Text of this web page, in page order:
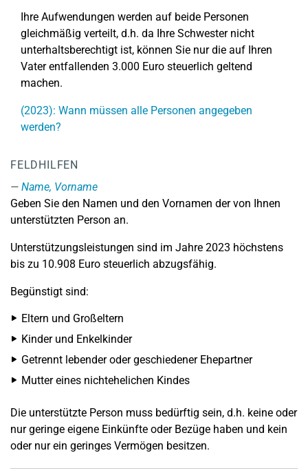
Ihre Aufwendungen werden auf beide Personen
gleichmäßig verteilt, d.h. da Ihre Schwester nicht
unterhaltsberechtigt ist, können Sie nur die auf Ihren
Vater entfallenden 3.000 Euro steuerlich geltend
machen.
(2023): Wann müssen alle Personen angegeben
werden?
FELDHILFEN
Name, Vorname
Geben Sie den Namen und den Vornamen der von Ihnen
unterstützten Person an.
Unterstützungsleistungen sind im Jahre 2023 höchstens
bis zu 10.908 Euro steuerlich abzugsfähig.
Begünstigt sind:
Eltern und Großeltern
Kinder und Enkelkinder
Getrennt lebender oder geschiedener Ehepartner
Mutter eines nichtehelichen Kindes
Die unterstützte Person muss bedürftig sein, d.h. keine oder
nur geringe eigene Einkünfte oder Bezüge haben und kein
oder nur ein geringes Vermögen besitzen.